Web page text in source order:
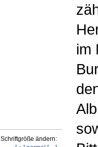
Schriftgröße ändern:
im